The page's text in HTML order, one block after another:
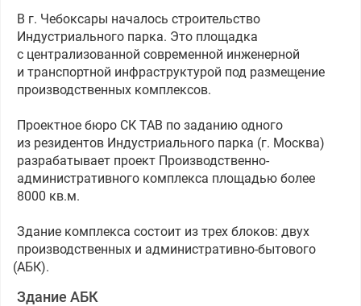
В г. Чебоксары началось строительство
Индустриального парка. Это площадка
с централизованной современной инженерной
и транспортной инфраструктурой под размещение
производственных комплексов.
Проектное бюро СК ТАВ по заданию одного
из резидентов Индустриального парка (г. Москва)
разрабатывает проект Производственно-
административного комплекса площадью более
8000 кв.м.
Здание комплекса состоит из трех блоков: двух
производственных и административно-бытового
(АБК).
Здание АБК